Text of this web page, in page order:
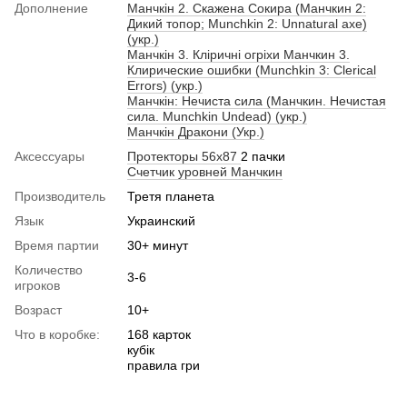
Дополнение
Манчкін 2. Скажена Сокира (Манчкин 2:
Дикий топор; Munchkin 2: Unnatural axe)
(укр.)
Манчкін 3. Кліричні огріхи Манчкин 3.
Клирические ошибки (Munchkin 3: Clerical
Errors) (укр.)
Манчкін: Нечиста сила (Манчкин. Нечистая
сила. Munchkin Undead) (укр.)
Манчкін Дракони (Укр.)
Аксессуары
Протекторы 56х87 2 пачки
Счетчик уровней Манчкин
Производитель
Третя планета
Язык
Украинский
Время партии
30+ минут
Количество
игроков
3-6
Возраст
10+
Что в коробке:
168 карток
кубік
правила гри